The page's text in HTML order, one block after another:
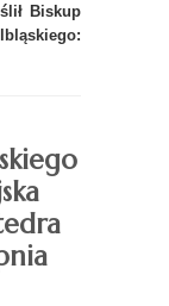
Biskup